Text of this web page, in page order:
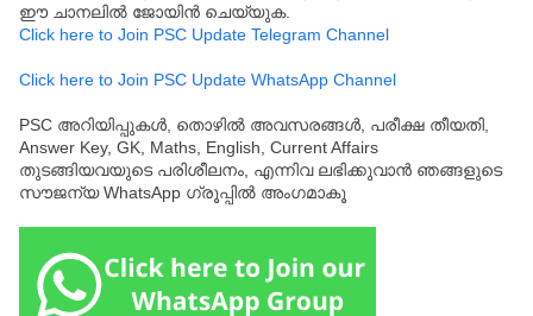
ഈ ചാനലിൽ ജോയിൻ ചെയ്യുക.
Click here to Join PSC Update Telegram Channel
Click here to Join PSC Update WhatsApp Channel
PSC അറിയിപ്പുകൾ, തൊഴിൽ അവസരങ്ങൾ, പരീക്ഷ തീയതി,
Answer Key, GK, Maths, English, Current Affairs
തുടങ്ങിയവയുടെ പരിശീലനം, എന്നിവ ലഭിക്കുവാൻ ഞങ്ങളുടെ
സൗജന്യ WhatsApp ഗ്രൂപ്പിൽ അംഗമാകൂ